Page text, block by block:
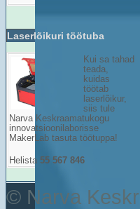
Laserlõikuri töötuba
Kui sa tahad
teada,
kuidas
töötab
laserlõikur,
siis tule
Narva Keskraamatukogu
innovatsioonilaborisse
MakerLab tasuta töötuppa!
Helista 55 567 846
© Narva